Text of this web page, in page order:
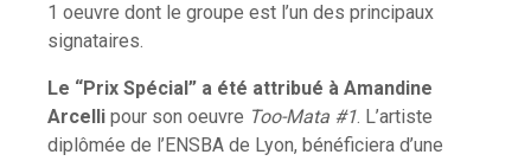
1 oeuvre dont le groupe est l’un des principaux
signataires.
Le “Prix Spécial” a été attribué à Amandine
Arcelli pour son oeuvre Too-Mata #1. L’artiste
diplômée de l’ENSBA de Lyon, bénéficiera d’une